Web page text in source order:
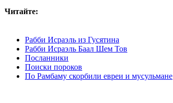
Читайте:
Рабби Исраэль из Гусятина
Рабби Исраэль Баал Шем Тов
Посланники
Поиски пороков
По Рамбаму скорбили евреи и мусульмане